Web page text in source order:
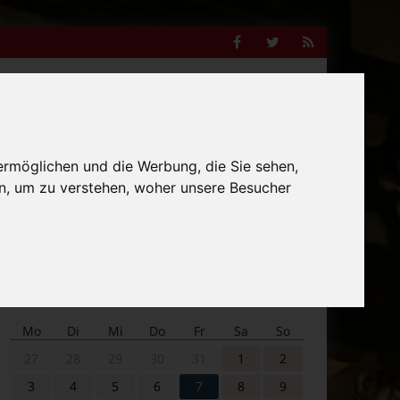
und die Werbung, die Sie sehen,
um zu verstehen, woher unsere Besucher
Facebook
Twitter
Feed
Suche
Mo Di Mi Do Fr Sa
So
1
2
3
4 5 6 7 8
9